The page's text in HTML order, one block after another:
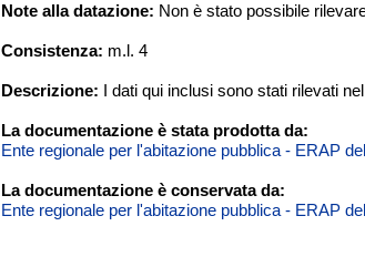
Note alla datazione: Non è stato possibile
Consistenza: m.l. 4
Descrizione: I dati qui inclusi sono stati rilevati
La documentazione è stata prodotta da:
Ente regionale per l'abitazione pubblica - ERAP
La documentazione è conservata da:
Ente regionale per l'abitazione pubblica - ERAP